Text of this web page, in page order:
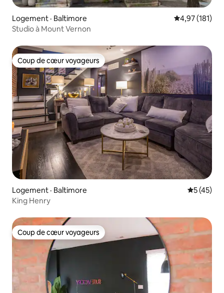
Logement · Baltimore Note
4,97 (181)
Studio à Mount Vernon
Coup de cœur voyageurs
Coup de cœur voyageurs
Logement · Baltimore Note
5 (45)
King Henry
Coup de cœur voyageurs
Coup de cœur voyageurs